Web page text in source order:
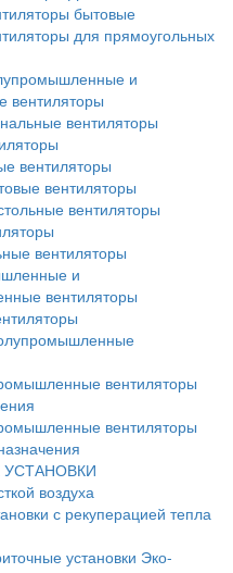
бытовые
для прямоугольных
и
вентиляторы
вентиляторы
вентиляторы
вентиляторы
вентиляторы
и
вентиляторы
вентиляторы
вентиляторы
воздуха
с рекуперацией тепла
установки Эко-